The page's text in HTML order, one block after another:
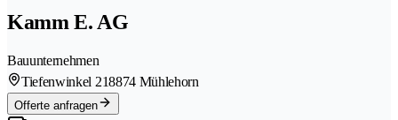
Kamm E. AG
Bauunternehmen
Tiefenwinkel 218874 Mühlehorn
Offerte anfragen